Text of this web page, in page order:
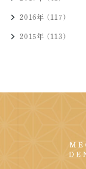
2016年 (117)
2015年 (113)